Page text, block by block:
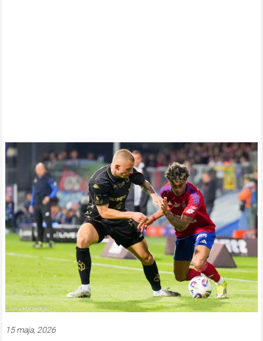
15 maja, 2026